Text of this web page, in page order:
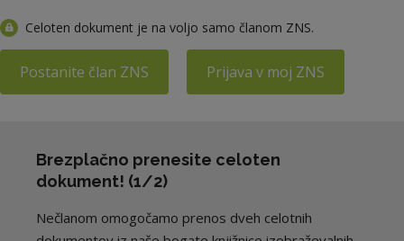
Celoten dokument je na voljo samo članom ZNS.
Postanite član ZNS Prijava v moj ZNS
Brezplačno prenesite celoten
dokument! (1/2)
Nečlanom omogočamo prenos dveh celotnih